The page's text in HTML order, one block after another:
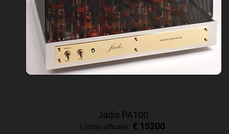
Jadis PA100
Listino ufficiale: € 15200